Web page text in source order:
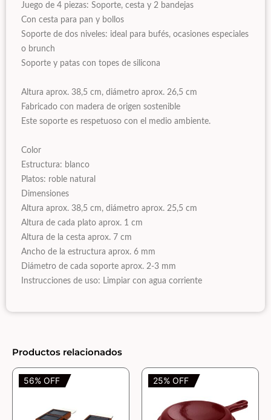
Juego de 4 piezas: Soporte, cesta y 2 bandejas
Con cesta para pan y bollos
Soporte de dos niveles: ideal para bufés, ocasiones especiales
o brunch
Soporte y patas con topes de silicona
Altura aprox. 38,5 cm, diámetro aprox. 26,5 cm
Fabricado con madera de origen sostenible
Este soporte es respetuoso con el medio ambiente.
Color
Estructura: blanco
Platos: roble natural
Dimensiones
Altura aprox. 38,5 cm, diámetro aprox. 25,5 cm
Altura de cada plato aprox. 1 cm
Altura de la cesta aprox. 7 cm
Ancho de la estructura aprox. 6 mm
Diámetro de cada soporte aprox. 2-3 mm
Instrucciones de uso: Limpiar con agua corriente
Productos relacionados
56% OFF 25% OFF